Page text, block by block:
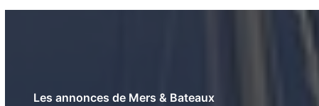
Les annonces de Mers & Bateaux